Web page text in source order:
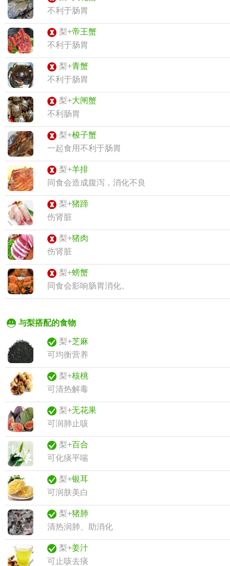
不利于肠胃
梨+帝王蟹
不利于肠胃
梨+青蟹
不利于肠胃
梨+大闸蟹
不利肠胃
梨+梭子蟹
一起食用不利于肠胃
梨+羊排
同食会造成腹泻，消化不良
梨+猪蹄
伤肾脏
梨+猪肉
伤肾脏
梨+螃蟹
同食会影响肠胃消化。
与梨搭配的食物
梨+芝麻
可均衡营养
梨+核桃
可清热解毒
梨+无花果
可润肺止咳
梨+百合
可化痰平喘
梨+银耳
可润肤美白
梨+猪肺
清热润肺、助消化
梨+姜汁
可止咳去痰